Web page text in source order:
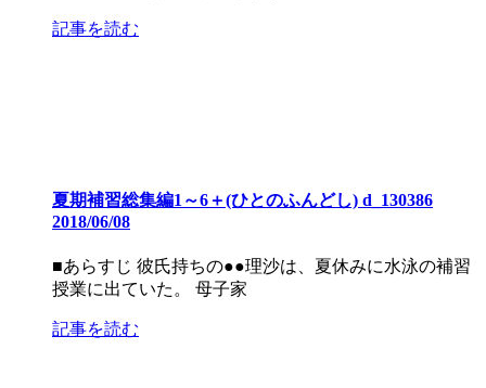
記事を読む
夏期補習総集編1～6＋(ひとのふんどし) d_130386
2018/06/08
■あらすじ 彼氏持ちの●●理沙は、夏休みに水泳の補習
授業に出ていた。 母子家
記事を読む